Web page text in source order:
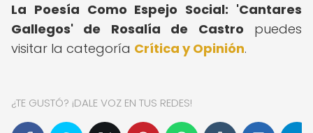
La Poesía Como Espejo Social: 'Cantares
Gallegos' de Rosalía de Castro puedes
visitar la categoría Crítica y Opinión.
¿TE GUSTÓ? ¡DALE VOZ EN TUS REDES!